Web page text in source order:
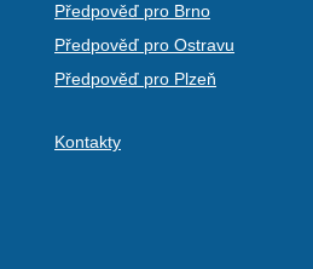
Předpověď pro Brno
Předpověď pro Ostravu
Předpověď pro Plzeň
Kontakty